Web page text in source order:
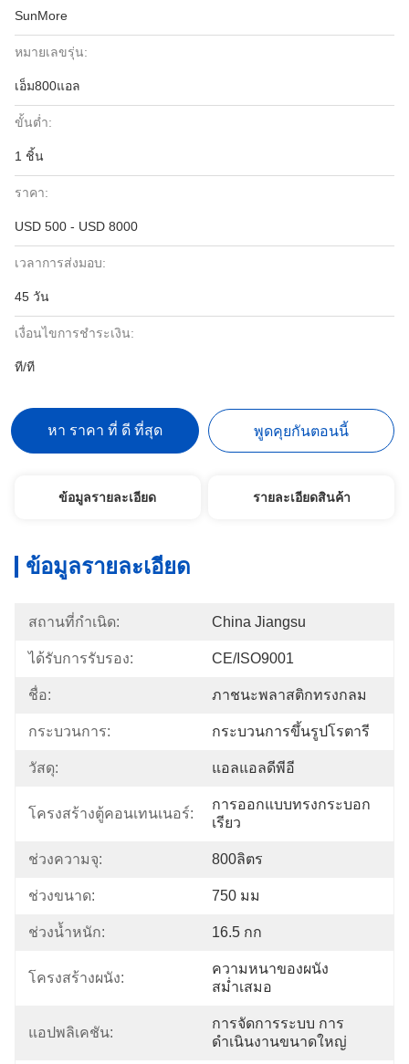
SunMore
หมายเลขรุ่น:
เอ็ม800แอล
ขั้นต่ำ:
1 ชิ้น
ราคา:
USD 500 - USD 8000
เวลาการส่งมอบ:
45 วัน
เงื่อนไขการชำระเงิน:
ที/ที
หา ราคา ที่ ดี ที่สุด พูดคุยกันตอนนี้
ข้อมูลรายละเอียด รายละเอียดสินค้า
ข้อมูลรายละเอียด
สถานที่กำเนิด: China Jiangsu
ได้รับการรับรอง: CE/ISO9001
ชื่อ: ภาชนะพลาสติกทรงกลม
กระบวนการ: กระบวนการขึ้นรูปโรตารี
วัสดุ: แอลแอลดีพีอี
โครงสร้างตู้คอนเทนเนอร์:
การออกแบบทรงกระบอก
เรียว
ช่วงความจุ: 800ลิตร
ช่วงขนาด: 750 มม
ช่วงน้ำหนัก: 16.5 กก
โครงสร้างผนัง:
ความหนาของผนัง
สม่ำเสมอ
แอปพลิเคชัน:
การจัดการระบบ การ
ดำเนินงานขนาดใหญ่